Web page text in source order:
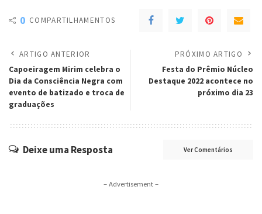
0 COMPARTILHAMENTOS
ARTIGO ANTERIOR
Capoeiragem Mirim celebra o
Dia da Consciência Negra com
evento de batizado e troca de
graduações
PRÓXIMO ARTIGO
Festa do Prêmio Núcleo
Destaque 2022 acontece no
próximo dia 23
Deixe uma Resposta Ver Comentários
– Advertisement –